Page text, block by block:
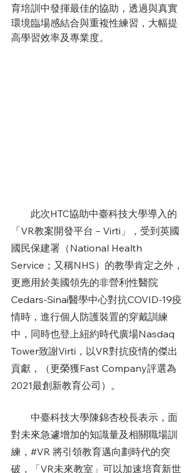
育培訓中發揮最佳的協助，透過與真實
環境臨場感結合與重複性練習，大幅提
高學習效率及專業度。
「VR教案開發平台－Virti」，受到英國
國民保建署（National Health
Service；又稱NHS）的教學肯定之外，
更應用於美國領先的非營利性醫院
Cedars-Sinai醫學中心對抗COVID-19疫
情時，進行個人防護裝置的穿戴訓練
中，同時也登上紐約時代廣場Nasdaq
Tower致謝Virti，以VR對抗疫情的傑出
貢獻，（更榮獲Fast Company評選為
2021最創新教育公司）。
對未來急遽增加的知識量及相關職場訓
練，#VR 將引領教育邁向劃時代的突
破，「VR未來教室」可以加速培育新世